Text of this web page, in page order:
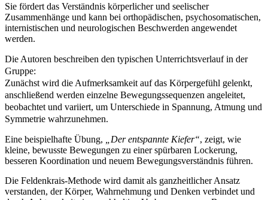
Sie fördert das Verständnis körperlicher und seelischer
Zusammenhänge und kann bei orthopädischen, psychosomatischen,
internistischen und neurologischen Beschwerden angewendet
werden.
Die Autoren beschreiben den typischen Unterrichtsverlauf in der
Gruppe:
Zunächst wird die Aufmerksamkeit auf das Körpergefühl gelenkt,
anschließend werden einzelne Bewegungssequenzen angeleitet,
beobachtet und variiert, um Unterschiede in Spannung, Atmung und
Symmetrie wahrzunehmen.
Eine beispielhafte Übung,
„Der entspannte Kiefer“, zeigt, wie
kleine, bewusste Bewegungen zu einer spürbaren Lockerung,
besseren Koordination und neuem Bewegungsverständnis führen.
Die Feldenkrais-Methode wird damit als ganzheitlicher Ansatz
verstanden, der Körper, Wahrnehmung und Denken verbindet und